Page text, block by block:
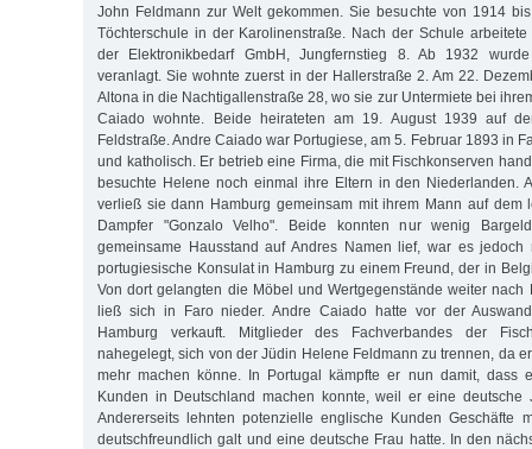
John Feldmann zur Welt gekommen. Sie besuchte von 1914
Töchterschule in der Karolinenstraße. Nach der Schule
der Elektronikbedarf GmbH, Jungfernstieg 8. Ab 1932
veranlagt. Sie wohnte zuerst in der Hallerstraße 2. Am 22.
Altona in die Nachtigallenstraße 28, wo sie zur Untermiete bei
Caiado wohnte. Beide heirateten am 19. August 1939 auf
Feldstraße. Andre Caiado war Portugiese, am 5. Februar 1893 in
und katholisch. Er betrieb eine Firma, die mit Fischkonserven
besuchte Helene noch einmal ihre Eltern in den Niederlanden.
verließ sie dann Hamburg gemeinsam mit ihrem Mann auf dem
Dampfer "Gonzalo Velho". Beide konnten nur wenig
gemeinsame Hausstand auf Andres Namen lief, war es
portugiesische Konsulat in Hamburg zu einem Freund, der in
Von dort gelangten die Möbel und Wertgegenstände weiter nach
ließ sich in Faro nieder. Andre Caiado hatte vor der
Hamburg verkauft. Mitglieder des Fachverbandes der
nahegelegt, sich von der Jüdin Helene Feldmann zu trennen, da
mehr machen könne. In Portugal kämpfte er nun damit, dass
Kunden in Deutschland machen konnte, weil er eine deutsche
Andererseits lehnten potenzielle englische Kunden Geschäfte
deutschfreundlich galt und eine deutsche Frau hatte. In den